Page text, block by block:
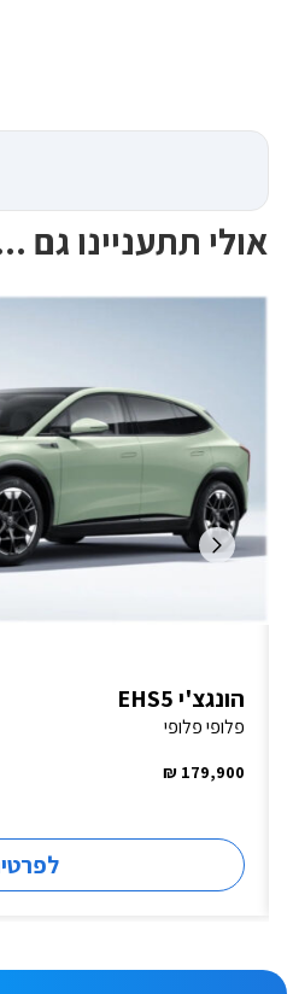
אולי תתעניינו גם
הונגצ'י EHS5
פלופי פלופי
179,900 ₪